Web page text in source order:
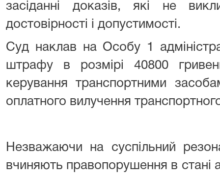
засіданні доказів, які не
достовірності і допустимості.
Суд наклав на Особу 1
штрафу в розмірі 40800
керування транспортними
оплатного вилучення
Незважаючи на суспільний
вчиняють правопорушення в стані